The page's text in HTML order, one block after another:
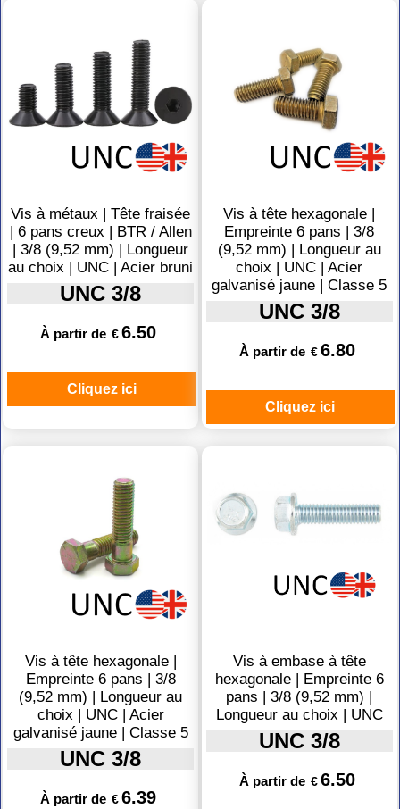
Vis à métaux | Tête fraisée
| 6 pans creux | BTR / Allen
| 3/8 (9,52 mm) | Longueur
au choix | UNC | Acier bruni
UNC 3/8
À partir de € 6.50
Cliquez ici
Vis à tête hexagonale |
Empreinte 6 pans | 3/8
(9,52 mm) | Longueur au
choix | UNC | Acier
galvanisé jaune | Classe 5
UNC 3/8
À partir de € 6.80
Cliquez ici
Vis à tête hexagonale |
Empreinte 6 pans | 3/8
(9,52 mm) | Longueur au
choix | UNC | Acier
galvanisé jaune | Classe 5
UNC 3/8
À partir de € 6.39
Vis à embase à tête
hexagonale | Empreinte 6
pans | 3/8 (9,52 mm) |
Longueur au choix | UNC
UNC 3/8
À partir de € 6.50